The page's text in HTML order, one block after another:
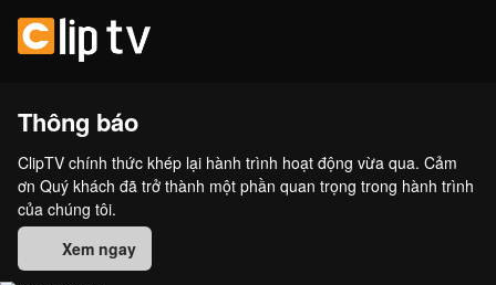
Thông báo
ClipTV chính thức khép lại hành trình hoạt động vừa qua. Cảm
ơn Quý khách đã trở thành một phần quan trọng trong hành trình
của chúng tôi.
Xem ngay